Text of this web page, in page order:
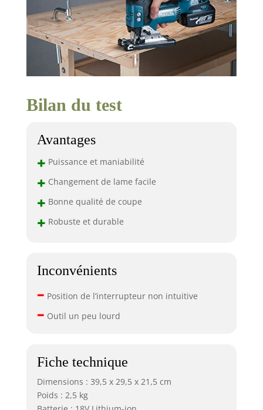
Bilan du test
Avantages
+ Puissance et maniabilité
+ Changement de lame facile
+ Bonne qualité de coupe
+ Robuste et durable
Inconvénients
– Position de l’interrupteur non intuitive
– Outil un peu lourd
Fiche technique
Dimensions : 39,5 x 29,5 x 21,5 cm
Poids : 2,5 kg